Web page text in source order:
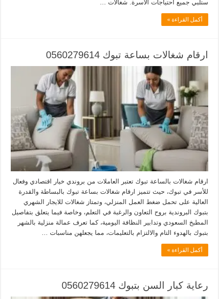
ستلبي جميع احتياجات الأسرة. شغالات …
أكمل القراءة »
ارقام شغالات بساعة تبوك 0560279614
ارقام شغالات بالساعة تبوك تعتبر العاملات من بروندي خيار اقتصادي وفعال
للأسر في تبوك، حيث تتميز ارقام شغالات بساعة تبوك بالبساطة والقدرة
العالية على تحمل ضغط العمل المنزلي، وتمتاز شغالات للايجار الشهري
بتبوك البروندية بروح التعاون والرغبة في التعلم، وخاصة فيما يتعلق بتفاصيل
المطبخ السعودي وتدابير النظافة اليومية، كما تعرف عمالة منزلية بالشهر
بتبوك بالهدوء التام والالتزام بالتعليمات، مما يجعلهن مناسبات …
أكمل القراءة »
رعاية كبار السن بتبوك 0560279614